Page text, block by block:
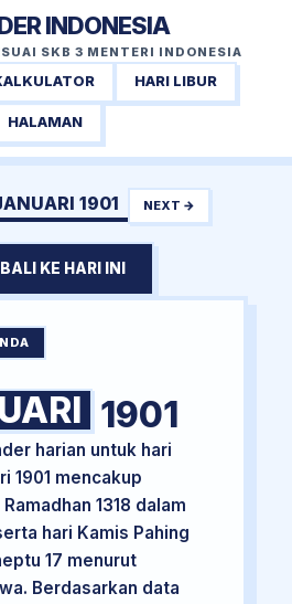
INDONESIA
SKB 3 MENTERI INDONESIA
HARI LIBUR
HALAMAN
1901 NEXT →
KE HARI INI
1901
harian untuk hari
1901 mencakup
1318 dalam
hari Kamis Pahing
17 menurut
Berdasarkan data